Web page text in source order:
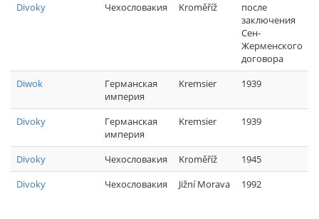
Divoky
Чехословакия Kroměříž
после
заключения
Сен-
Жерменского
договора
Diwok
Германская
империя
Kremsier 1939
Divoky
Германская
империя
Kremsier 1939
Divoky Чехословакия Kroměříž
1945
Divoky
Чехословакия Jižní Morava 1992